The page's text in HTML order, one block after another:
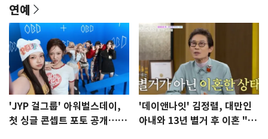
연예
'JYP 걸그룹' 아워벌스데이,
첫 싱글 콘셉트 포토 공개…청
'데이앤나잇' 김정렬, 대만인
아내와 13년 별거 후 이혼 "술